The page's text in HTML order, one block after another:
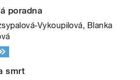
poradna
Vykoupilová, Blanka
smrt